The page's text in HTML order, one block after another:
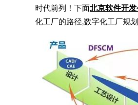
时代前列！下面北京软件开发
化工厂的路径,数字化工厂规